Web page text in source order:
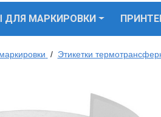
ДЛЯ МАРКИРОВКИ
/ Этикетки